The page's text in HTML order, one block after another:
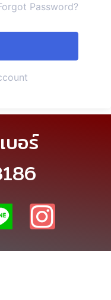
Password?
บอร์